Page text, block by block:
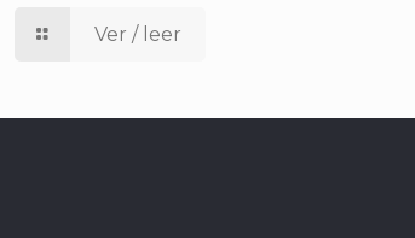
Ver / leer